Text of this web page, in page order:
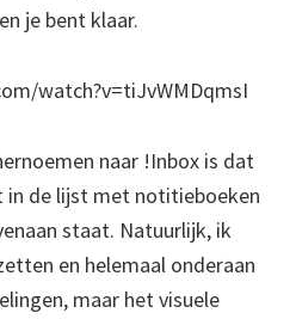
je bent klaar.
watch?v=tiJvWMDqmsI
naar !Inbox is dat
in de lijst met notitieboeken
staat. Natuurlijk, ik
en helemaal onderaan
maar het visuele